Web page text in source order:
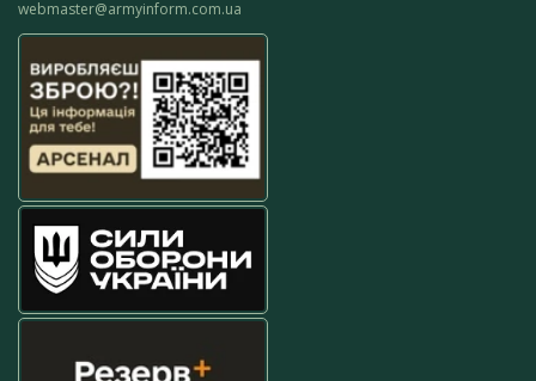
webmaster@armyinform.com.ua